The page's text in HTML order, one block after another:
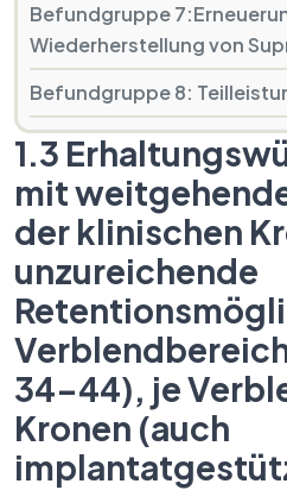
Befundgruppe
Wiederherstellung von
Befundgruppe 8:
1.3
mit
der klinischen
unzureichende
34-44), je
Kronen (auch